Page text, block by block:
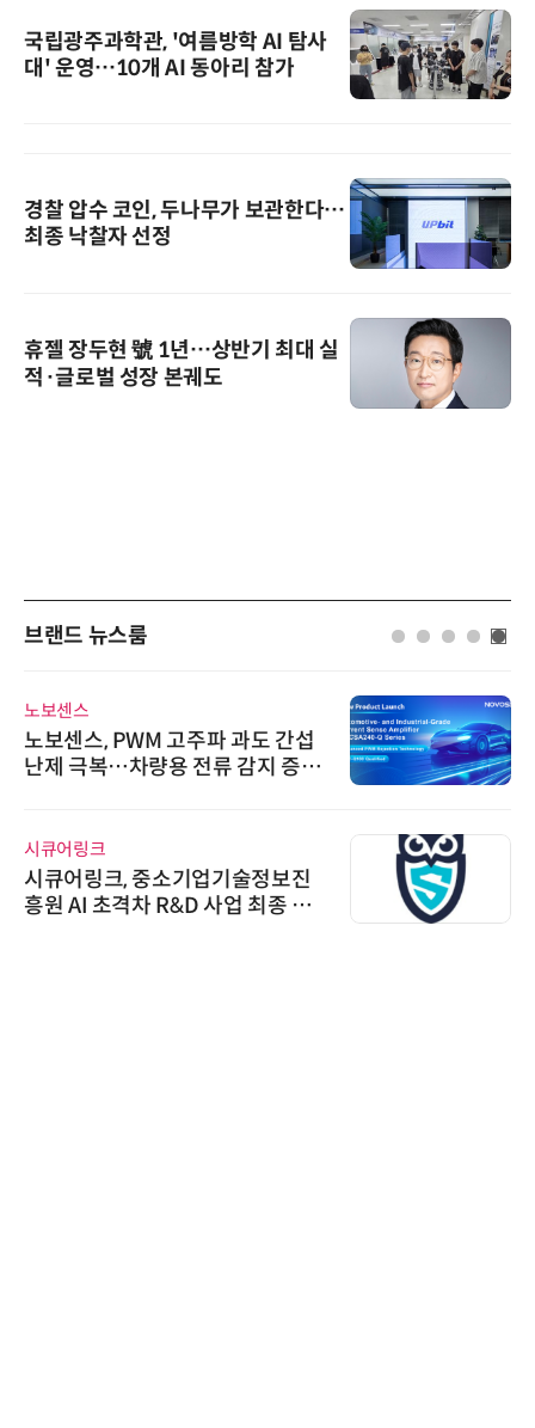
국립광주과학관, '여름방학 AI 탐사
대' 운영…10개 AI 동아리 참가
경찰 압수 코인, 두나무가 보관한다…
최종 낙찰자 선정
휴젤 장두현 號 1년…상반기 최대 실
적·글로벌 성장 본궤도
브랜드 뉴스룸
노보센스
노보센스, PWM 고주파 과도 간섭
난제 극복…차량용 전류 감지 증폭
시큐어링크
시큐어링크, 중소기업기술정보진
흥원 AI 초격차 R&D 사업 최종 선